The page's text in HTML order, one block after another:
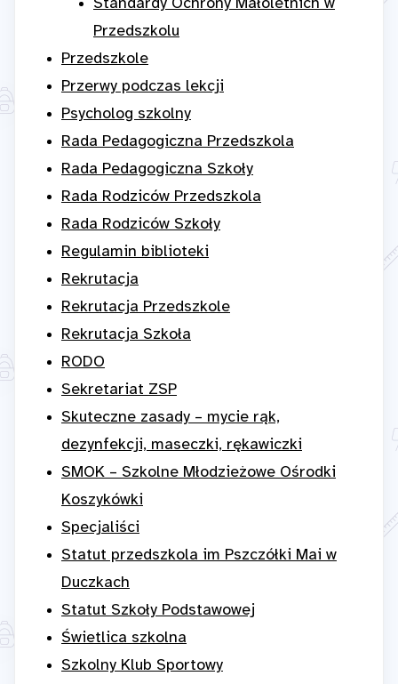
Standardy Ochrony Małoletnich w
Przedszkolu
Przedszkole
Przerwy podczas lekcji
Psycholog szkolny
Rada Pedagogiczna Przedszkola
Rada Pedagogiczna Szkoły
Rada Rodziców Przedszkola
Rada Rodziców Szkoły
Regulamin biblioteki
Rekrutacja
Rekrutacja Przedszkole
Rekrutacja Szkoła
RODO
Sekretariat ZSP
Skuteczne zasady – mycie rąk,
dezynfekcji, maseczki, rękawiczki
SMOK – Szkolne Młodzieżowe Ośrodki
Koszykówki
Specjaliści
Statut przedszkola im Pszczółki Mai w
Duczkach
Statut Szkoły Podstawowej
Świetlica szkolna
Szkolny Klub Sportowy